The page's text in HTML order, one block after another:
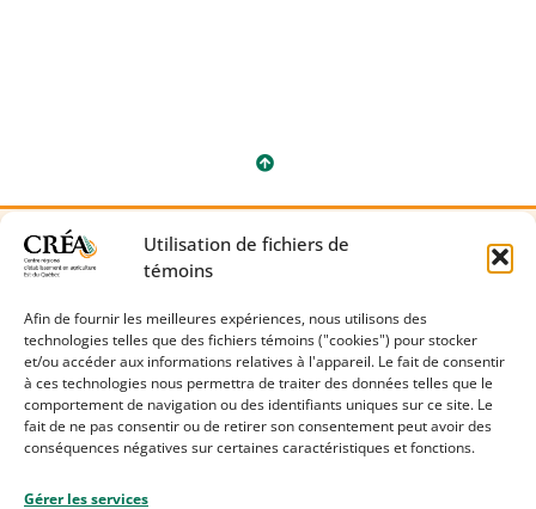
Utilisation de fichiers de
témoins
Afin de fournir les meilleures expériences, nous utilisons des
technologies telles que des fichiers témoins ("cookies") pour stocker
et/ou accéder aux informations relatives à l'appareil. Le fait de consentir
à ces technologies nous permettra de traiter des données telles que le
comportement de navigation ou des identifiants uniques sur ce site. Le
fait de ne pas consentir ou de retirer son consentement peut avoir des
conséquences négatives sur certaines caractéristiques et fonctions.
Gérer les services
409B, rue Témiscouata
Rivière-du-Loup (Québec) G5R 6B3
418 867-5678
facebook.com/creaestduquebec